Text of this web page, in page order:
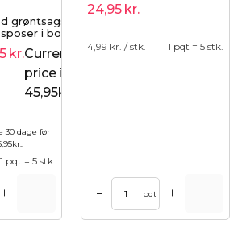
grøntsagsposer (3
i bomuld (2
49,95
kr.Current
price is:
45,95kr..
30 dage før
kr..
1 pqt = 5 stk.
+
24,95 kr.
4,99 kr. / stk. 1 pqt = 5 stk.
– pqt +